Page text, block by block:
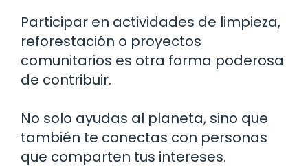
Participar en actividades de limpieza,
reforestación o proyectos
comunitarios es otra forma poderosa
de contribuir.
No solo ayudas al planeta, sino que
también te conectas con personas
que comparten tus intereses.